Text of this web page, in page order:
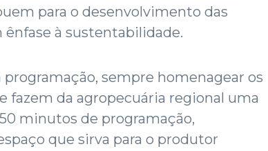
para o desenvolvimento das
à sustentabilidade.
sempre homenagear os
fazem da agropecuária regional uma
minutos de programação,
que sirva para o produtor